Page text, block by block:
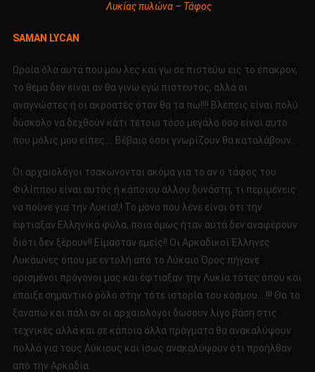
Λυκίας πυλώνα – Τάφος
SAMAN LYCAN
Ωραία όλα αυτά που μου λες και γω σε πιστεύω εις το έπακρον,
το θέμα δεν είναι αν θα γινώ εγώ πιστευτός, αλλά οι
αναγνώστες ή οι ακροατές όταν θα τα πω!!!! Βλέπεις είναι πολύ
δύσκολο να δεχθούν κάτι τέτοιο τόσο μεγάλο όσο είναι αυτό
που μόλις μου είπες…. Βέβαια όσοι γνωρίζουν θα καταλάβουν…
Οι αρχαιολόγοι τσακώνονται ακόμα για το αν ο τάφος του
Φιλίππου είναι αυτός ή κάποιου άλλου δυνάστη, τι περιμένεις
να πούνε για την Λυκία!;! Το μόνο που λένε είναι ότι την
έφτιαξαν Ελληνικά φύλα, ποια όμως ήταν αυτά δεν αναφέρουν
διότι δεν ξέρουν!! Είμασταν εμείς!! Οι Αρκαδικοί Έλληνες
Λυκάωνες όπου με εντολή από το Λύκαιο Όρος πήγανε
ορισμένοι πρόγονοι μας και έφτιαξαν την Λυκία τότες όπου και
έπαιξε σημαντικό ρόλο στην τότε ιστορία του κόσμου….!!! Θα το
ξαναπώ και πάλι αν οι αρχαιολόγοι δώσουν λίγο βάση στις
τεχνικές αλλά και σε κάποια άλλα πράγματα θα ανακαλύψουν
πολλά για τους Λύκιους και ίσως ανακαλύψουν ότι προήλθαν
από την Αρκαδία.